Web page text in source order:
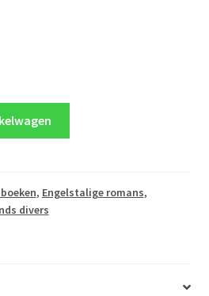
, Engelstalige romans,
divers